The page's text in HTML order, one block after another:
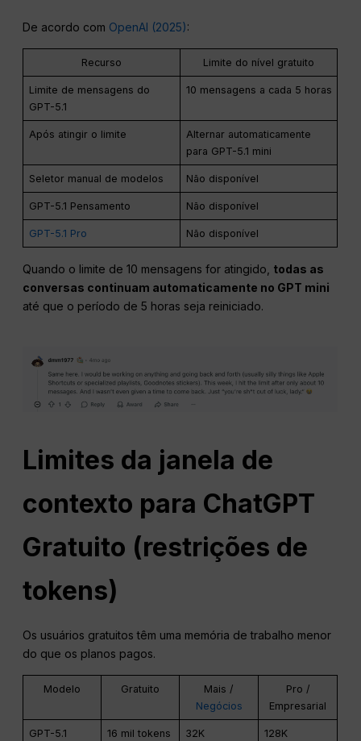
De acordo com OpenAI (2025):
Recurso Limite do nível gratuito
Limite de mensagens do
GPT-5.1
10 mensagens a cada 5 horas
Após atingir o limite
Alternar automaticamente
para GPT-5.1 mini
Seletor manual de modelos Não disponível
GPT-5.1 Pensamento Não disponível
GPT-5.1 Pro Não disponível
Quando o limite de 10 mensagens for atingido, todas as
conversas continuam automaticamente no GPT mini
até que o período de 5 horas seja reiniciado.
Limites da janela de
contexto para ChatGPT
Gratuito (restrições de
tokens)
Os usuários gratuitos têm uma memória de trabalho menor
do que os planos pagos.
Modelo Gratuito
Mais /
Negócios
Pro /
Empresarial
GPT-5.1 16 mil tokens 32K 128K